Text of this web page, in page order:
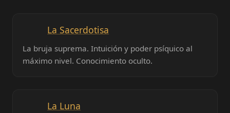
La Sacerdotisa
La bruja suprema. Intuición y poder psíquico al
máximo nivel. Conocimiento oculto.
La Luna